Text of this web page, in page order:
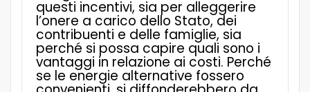
questi incentivi, sia per alleggerire
l’onere a carico dello Stato, dei
contribuenti e delle famiglie, sia
perché si possa capire quali sono i
vantaggi in relazione ai costi. Perché
se le energie alternative fossero